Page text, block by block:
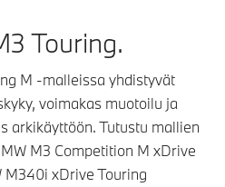
Touring.
M ‑malleissa yhdistyvät
voimakas muotoilu ja
arkikäyttöön. Tutustu mallien
M3 Competition M xDrive
M340i xDrive Touring